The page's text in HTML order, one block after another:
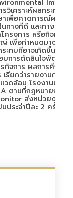
Impact
เคราะห์ผลกระทบสิ่ง
เพื่อคาดการณ์ผลกระ
างที่ดี และทางที่ไม่ดี
รงการ หรือกิจการที่
เพื่อกำหนดมาตรการ
ะทบที่อาจเกิดขึ้นกับสิ่
บการตัดสินใจพัฒนา
จการ ผลการศึกษา
รียกว่ารายงานการ
วดล้อม โรงงานประเ
ตามที่กฎหมายกำหน
ส่งหน่วยงาน
ระจำปีละ 2 ครั้ง